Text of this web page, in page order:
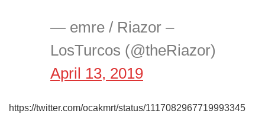
— emre / Riazor –
LosTurcos (@theRiazor)
April 13, 2019
https://twitter.com/ocakmrt/status/1117082967719993345